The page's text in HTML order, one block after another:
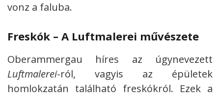
vonz a faluba.
Freskók – A Luftmalerei művészete
Oberammergau híres az úgynevezett
Luftmalerei-ról, vagyis az épületek
homlokzatán található freskókról. Ezek a